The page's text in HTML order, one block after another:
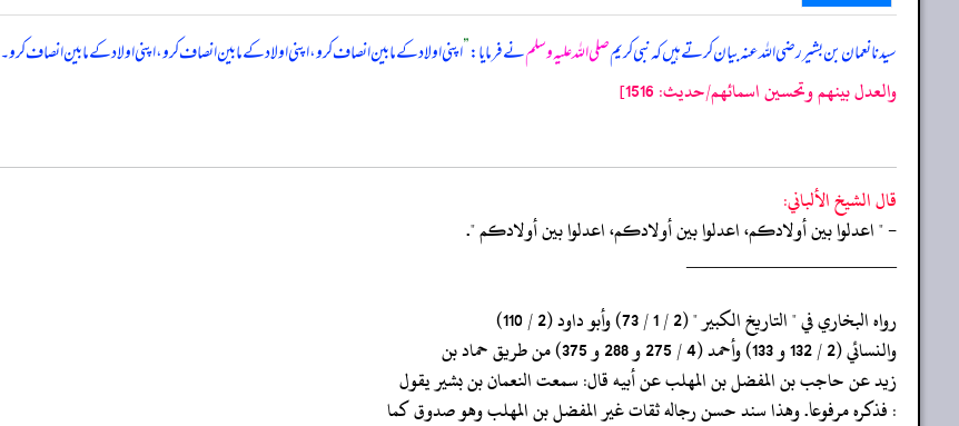
سیدنا نعمان بن بشیر رضی اللہ عنہ بیان کرتے ہیں کہ نبی کریمصلی اللہ علیہ وسلمنے فرمایا:”اپنی اولاد کے مابین انصاف کرو، اپنی اولاد کے مابین انصاف کرو، اپنی اولاد کے مابین انصاف کرو۔
والعدل بينهم وتحسين اسمائهم/حدیث: 1516]
قال الشيخ الألباني:
- " اعدلوا بين أولادكم، اعدلوا بين أولادكم، اعدلوا بين أولادكم ".
‏‏‏‏_____________________
‏‏‏‏رواه البخاري في " التاريخ الكبير " (2 / 1 / 73) وأبو داود (2 / 110)
‏‏‏‏والنسائي (2 / 132 و 133) وأحمد (4 / 275 و 288 و 375) من طريق حماد بن
‏‏‏‏زيد عن حاجب بن المفضل بن المهلب عن أبيه قال: سمعت النعمان بن بشير يقول
‏‏‏‏: فذكره مرفوعا. وهذا سند حسن رجاله ثقات غير المفضل بن المهلب وهو صدوق كما